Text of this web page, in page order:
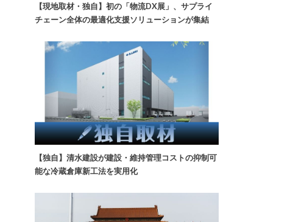
【現地取材・独自】初の「物流DX展」、サプライ
チェーン全体の最適化支援ソリューションが集結
【独自】清水建設が建設・維持管理コストの抑制可
能な冷蔵倉庫新工法を実用化